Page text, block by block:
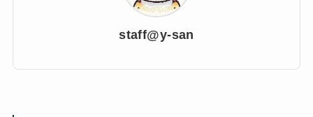
staff@y-san